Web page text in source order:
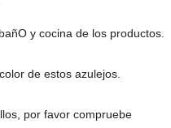
y cocina de los productos.
de estos azulejos.
por favor compruebe